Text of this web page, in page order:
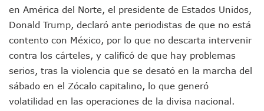
Viajar A Puerto Vallarta Este Verano Puede Costar Hasta
Buscan Reducir Riesgos Por Cocodrilos En Playas De
Plantean “Ley Don Juanito” Al Diputado Federal Bruno
Vecinos De La Playita Reciben A Juan Carlos Castro
Asesinan En Oaxaca Al Periodista Francisco Alejandro
Detienen A Cuatro Hombres Armados En Bucerías;
Yussara Canales Pide Transparencia Sobre Nuevo
Adultos Mayores De Ixtapa Tendrán Una “Casa De Día”
en América del Norte, el presidente de Estados Unidos,
Donald Trump, declaró ante periodistas de que no está
contento con México, por lo que no descarta intervenir
contra los cárteles, y calificó de que hay problemas
serios, tras la violencia que se desató en la marcha del
sábado en el Zócalo capitalino, lo que generó
volatilidad en las operaciones de la divisa nacional.